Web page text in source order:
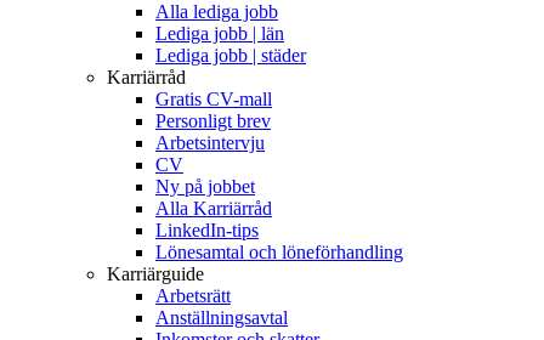
Alla lediga jobb
Lediga jobb | län
Lediga jobb | städer
Karriärråd
Gratis CV-mall
Personligt brev
Arbetsintervju
CV
Ny på jobbet
Alla Karriärråd
LinkedIn-tips
Lönesamtal och löneförhandling
Karriärguide
Arbetsrätt
Anställningsavtal